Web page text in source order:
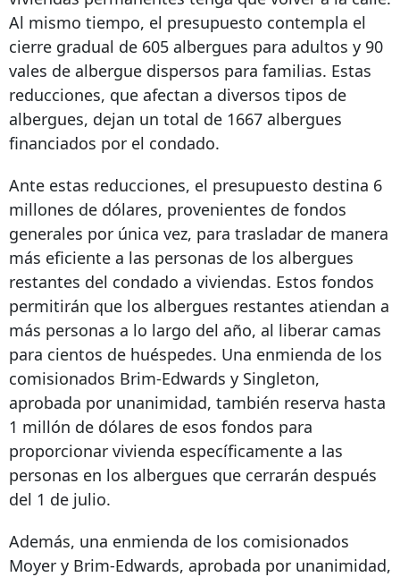
Al mismo tiempo, el presupuesto contempla el
cierre gradual de 605 albergues para adultos y 90
vales de albergue dispersos para familias. Estas
reducciones, que afectan a diversos tipos de
albergues, dejan un total de 1667 albergues
financiados por el condado.
Ante estas reducciones, el presupuesto destina 6
millones de dólares, provenientes de fondos
generales por única vez, para trasladar de manera
más eficiente a las personas de los albergues
restantes del condado a viviendas. Estos fondos
permitirán que los albergues restantes atiendan a
más personas a lo largo del año, al liberar camas
para cientos de huéspedes. Una enmienda de los
comisionados Brim-Edwards y Singleton,
aprobada por unanimidad, también reserva hasta
1 millón de dólares de esos fondos para
proporcionar vivienda específicamente a las
personas en los albergues que cerrarán después
del 1 de julio.
Además, una enmienda de los comisionados
Moyer y Brim-Edwards, aprobada por unanimidad,